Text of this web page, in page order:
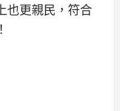
也更親民，符合